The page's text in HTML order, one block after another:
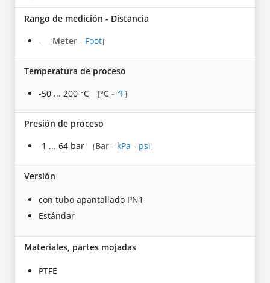
Rango de medición - Distancia
-
[Meter - Foot]
Temperatura de proceso
-50 ... 200 °C
[°C - °F]
Presión de proceso
-1 ... 64 bar
[Bar - kPa - psi]
Versión
con tubo apantallado PN1
Estándar
Materiales, partes mojadas
PTFE